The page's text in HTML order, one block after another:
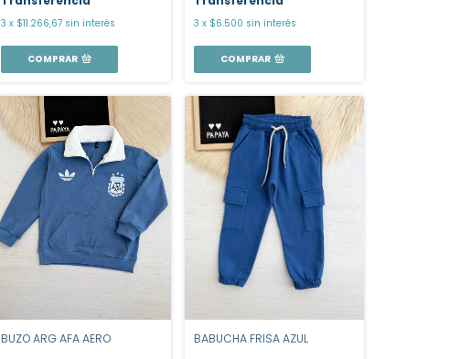
3 x $11.266,67 sin interés
COMPRAR
3 x $6.500 sin interés
COMPRAR
BUZO ARG AFA AERO BABUCHA FRISA AZUL